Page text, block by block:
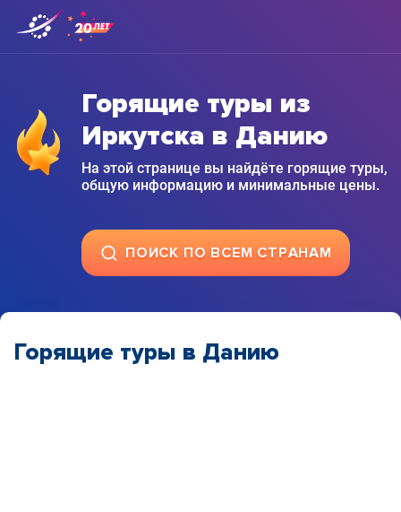
Горящие туры из
Иркутска в Данию
На этой странице вы найдёте горящие туры,
общую информацию и минимальные цены.
ПОИСК ПО ВСЕМ СТРАНАМ
Горящие туры в Данию